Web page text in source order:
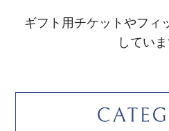
ギフト用チケットやフィ
していま